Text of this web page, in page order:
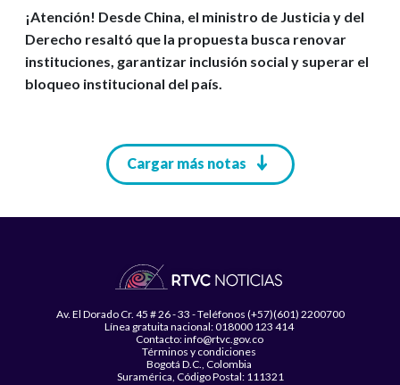
¡Atención! Desde China, el ministro de Justicia y del
Derecho resaltó que la propuesta busca renovar
instituciones, garantizar inclusión social y superar el
bloqueo institucional del país.
Cargar más notas
Av. El Dorado Cr. 45 # 26 - 33 - Teléfonos (+57)(601) 2200700
Línea gratuita nacional: 018000 123 414
Contacto: info@rtvc.gov.co
Términos y condiciones
Bogotá D.C., Colombia
Suramérica, Código Postal: 111321